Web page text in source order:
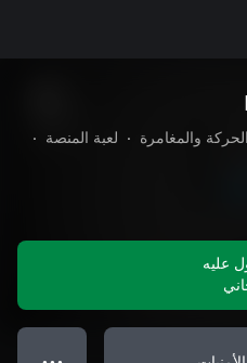
الحركة والمغامرة • لعبة المنصة
•
عليه